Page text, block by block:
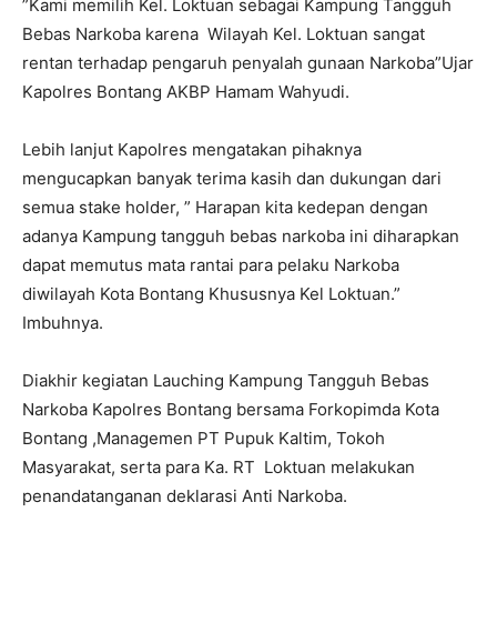
”Kami memilih Kel. Loktuan sebagai Kampung Tangguh
Bebas Narkoba karena Wilayah Kel. Loktuan sangat
rentan terhadap pengaruh penyalah gunaan Narkoba”Ujar
Kapolres Bontang AKBP Hamam Wahyudi.
Lebih lanjut Kapolres mengatakan pihaknya
mengucapkan banyak terima kasih dan dukungan dari
semua stake holder, ” Harapan kita kedepan dengan
adanya Kampung tangguh bebas narkoba ini diharapkan
dapat memutus mata rantai para pelaku Narkoba
diwilayah Kota Bontang Khususnya Kel Loktuan.”
Imbuhnya.
Diakhir kegiatan Lauching Kampung Tangguh Bebas
Narkoba Kapolres Bontang bersama Forkopimda Kota
Bontang ,Managemen PT Pupuk Kaltim, Tokoh
Masyarakat, serta para Ka. RT Loktuan melakukan
penandatanganan deklarasi Anti Narkoba.